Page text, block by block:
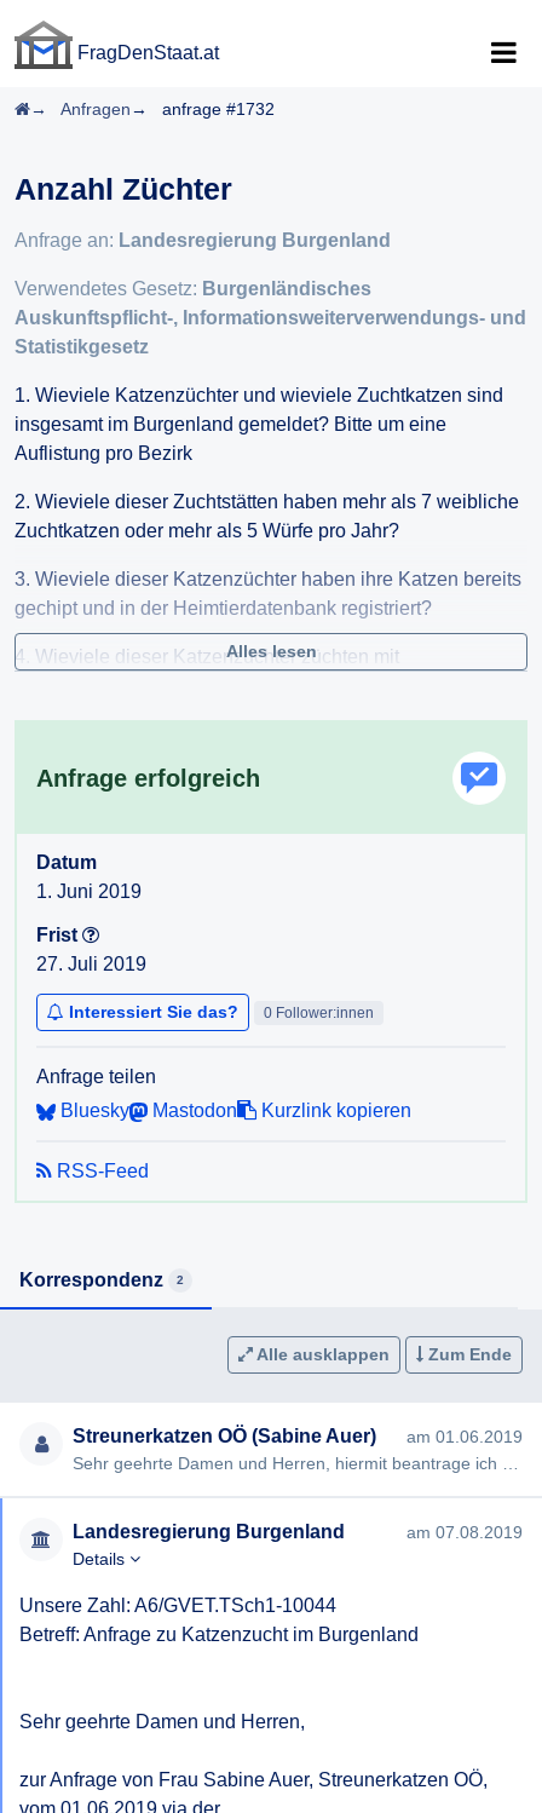
FragDenStaat.at
Startseite
Anfragen anfrage #1732
Anzahl Züchter
Anfrage an: Landesregierung Burgenland
Verwendetes Gesetz: Burgenländisches
Auskunftspflicht-, Informationsweiterverwendungs- und
Statistikgesetz
1. Wieviele Katzenzüchter und wieviele Zuchtkatzen sind
insgesamt im Burgenland gemeldet? Bitte um eine
Auflistung pro Bezirk
2. Wieviele dieser Zuchtstätten haben mehr als 7 weibliche
Zuchtkatzen oder mehr als 5 Würfe pro Jahr?
3. Wieviele dieser Katzenzüchter haben ihre Katzen bereits
gechipt und in der Heimtierdatenbank registriert?
4. Wieviele dieser Katzenzüchter züchten mit
Alles lesen
Anfrage erfolgreich
Datum
1. Juni 2019
Frist
27. Juli 2019
Interessiert Sie das? 0 Follower:innen
Anfrage teilen
Bluesky
Mastodon Kurzlink kopieren
RSS-Feed
Korrespondenz 2
Alle ausklappen Zum Ende
Streunerkatzen OÖ (Sabine Auer)
am 01.06.2019
Landesregierung Burgenland
am 07.08.2019
Details
Unsere Zahl: A6/GVET.TSch1-10044
Betreff: Anfrage zu Katzenzucht im Burgenland
Sehr geehrte Damen und Herren,
zur Anfrage von Frau Sabine Auer, Streunerkatzen OÖ,
vom 01.06.2019 via der